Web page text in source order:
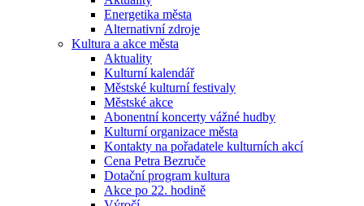
Energetika města
Alternativní zdroje
Kultura a akce města
Aktuality
Kulturní kalendář
Městské kulturní festivaly
Městské akce
Abonentní koncerty vážné hudby
Kulturní organizace města
Kontakty na pořadatele kulturních akcí
Cena Petra Bezruče
Dotační program kultura
Akce po 22. hodině